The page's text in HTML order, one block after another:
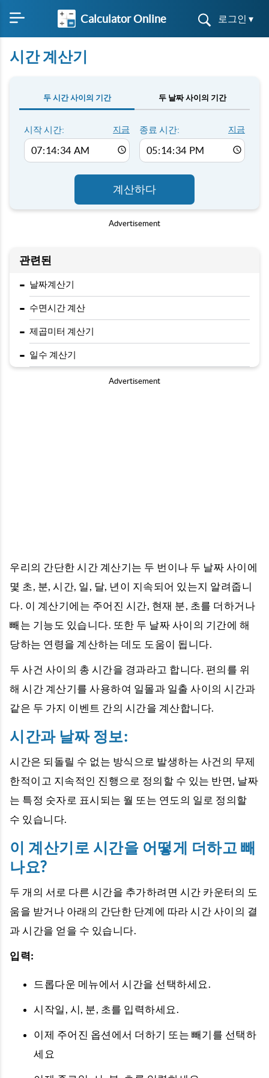
Calculator Online 로그인 ▾
시간 계산기
두 시간 사이의 기간 두 날짜 사이의 기간
시작 시간: 지금 종료 시간: 지금
계산하다
Advertisement
관련된
- 날짜계산기
- 수면시간 계산
- 제곱미터 계산기
- 일수 계산기
Advertisement
우리의 간단한 시간 계산기는 두 번이나 두 날짜 사이에
몇 초, 분, 시간, 일, 달, 년이 지속되어 있는지 알려줍니
다. 이 계산기에는 주어진 시간, 현재 분, 초를 더하거나
빼는 기능도 있습니다. 또한 두 날짜 사이의 기간에 해
당하는 연령을 계산하는 데도 도움이 됩니다.
두 사건 사이의 총 시간을 경과라고 합니다. 편의를 위
해 시간 계산기를 사용하여 일몰과 일출 사이의 시간과
같은 두 가지 이벤트 간의 시간을 계산합니다.
시간과 날짜 정보:
시간은 되돌릴 수 없는 방식으로 발생하는 사건의 무제
한적이고 지속적인 진행으로 정의할 수 있는 반면, 날짜
는 특정 숫자로 표시되는 월 또는 연도의 일로 정의할
수 있습니다.
이 계산기로 시간을 어떻게 더하고 빼
나요?
두 개의 서로 다른 시간을 추가하려면 시간 카운터의 도
움을 받거나 아래의 간단한 단계에 따라 시간 사이의 결
과 시간을 얻을 수 있습니다.
입력:
드롭다운 메뉴에서 시간을 선택하세요.
시작일, 시, 분, 초를 입력하세요.
이제 주어진 옵션에서 더하기 또는 빼기를 선택하
세요